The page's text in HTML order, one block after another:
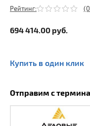
Рейтинг:
694 414.00 руб.
Купить в один клик
Отправим с